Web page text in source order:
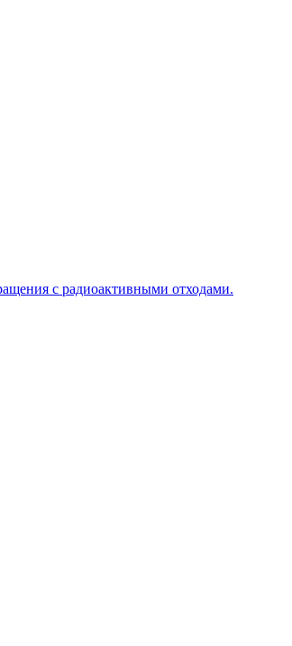
с радиоактивными отходами.